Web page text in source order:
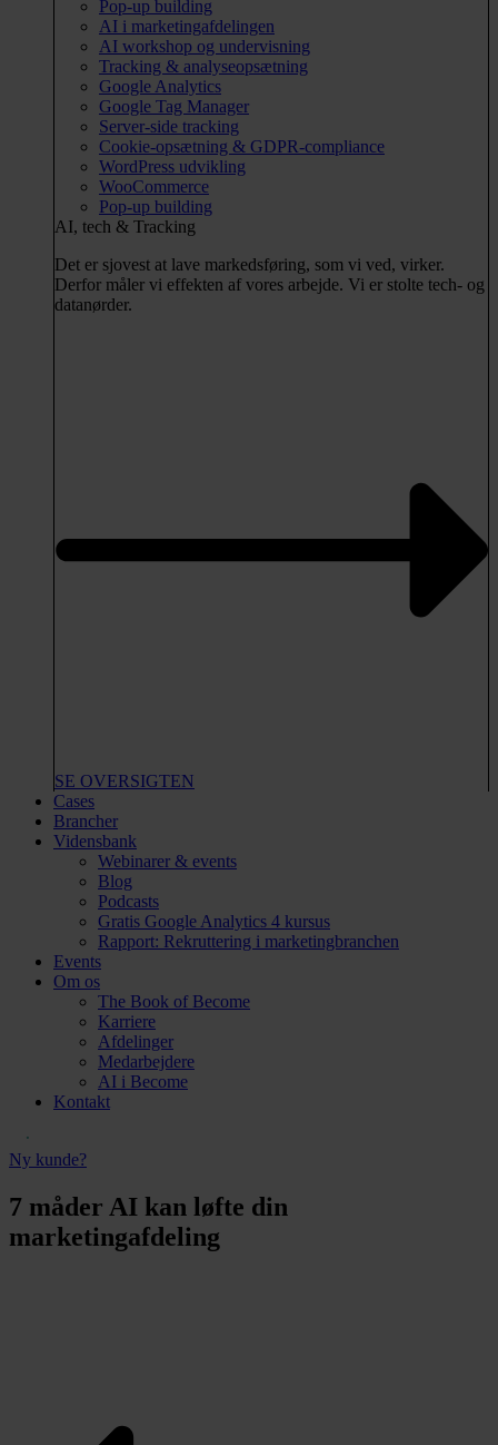
Pop-up building
AI i marketingafdelingen
AI workshop og undervisning
Tracking & analyseopsætning
Google Analytics
Google Tag Manager
Server-side tracking
Cookie-opsætning & GDPR-compliance
WordPress udvikling
WooCommerce
Pop-up building
AI, tech & Tracking
Det er sjovest at lave markedsføring, som vi ved, virker.
Derfor måler vi effekten af vores arbejde. Vi er stolte tech- og
datanørder.
SE OVERSIGTEN
Cases
Brancher
Vidensbank
Webinarer & events
Blog
Podcasts
Gratis Google Analytics 4 kursus
Rapport: Rekruttering i marketingbranchen
Events
Om os
The Book of Become
Karriere
Afdelinger
Medarbejdere
AI i Become
Kontakt
Ny kunde?
7 måder AI kan løfte din
marketingafdeling